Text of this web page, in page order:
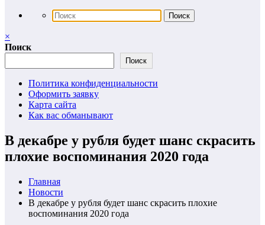
×
Поиск
Поиск
Политика конфиденциальности
Оформить заявку
Карта сайта
Как вас обманывают
В декабре у рубля будет шанс скрасить
плохие воспоминания 2020 года
Главная
Новости
В декабре у рубля будет шанс скрасить плохие
воспоминания 2020 года